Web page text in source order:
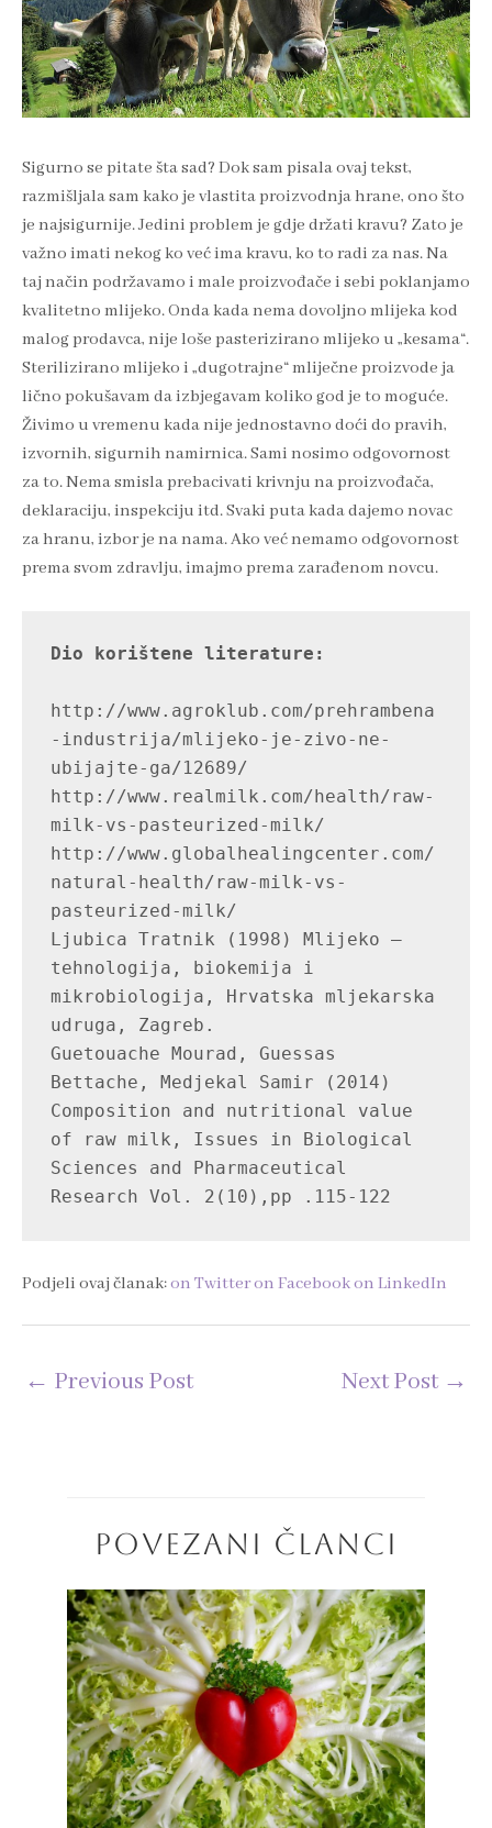
Sigurno se pitate šta sad? Dok sam pisala ovaj tekst,
razmišljala sam kako je vlastita proizvodnja hrane, ono što
je najsigurnije. Jedini problem je gdje držati kravu? Zato je
važno imati nekog ko već ima kravu, ko to radi za nas. Na
taj način podržavamo i male proizvođače i sebi poklanjamo
kvalitetno mlijeko. Onda kada nema dovoljno mlijeka kod
malog prodavca, nije loše pasterizirano mlijeko u „kesama“.
Sterilizirano mlijeko i „dugotrajne“ mliječne proizvode ja
lično pokušavam da izbjegavam koliko god je to moguće.
Živimo u vremenu kada nije jednostavno doći do pravih,
izvornih, sigurnih namirnica. Sami nosimo odgovornost
za to. Nema smisla prebacivati krivnju na proizvođača,
deklaraciju, inspekciju itd. Svaki puta kada dajemo novac
za hranu, izbor je na nama. Ako već nemamo odgovornost
prema svom zdravlju, imajmo prema zarađenom novcu.
Dio korištene literature:
http://www.agroklub.com/prehrambena
-industrija/mlijeko-je-zivo-ne-
ubijajte-ga/12689/
http://www.realmilk.com/health/raw-
milk-vs-pasteurized-milk/
http://www.globalhealingcenter.com/
natural-health/raw-milk-vs-
pasteurized-milk/
Ljubica Tratnik (1998) Mlijeko –
tehnologija, biokemija i
mikrobiologija, Hrvatska mljekarska
udruga, Zagreb.
Guetouache Mourad, Guessas
Bettache, Medjekal Samir (2014)
Composition and nutritional value
of raw milk, Issues in Biological
Sciences and Pharmaceutical
Research Vol. 2(10),pp .115-122
Podjeli ovaj članak:on Twitteron Facebookon LinkedIn
← Previous Post Next Post →
POVEZANI ČLANCI